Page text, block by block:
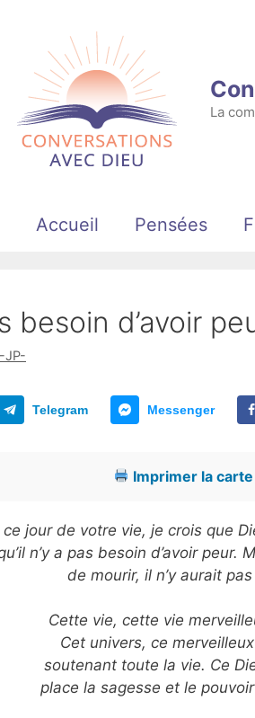
La
Accueil Pensées
besoin d’avoir
-JP-
Telegram Messenger
Imprimer la
ce jour de votre vie, je crois que
n’y a pas besoin d’avoir
de mourir, il n’y aurait
Cette vie, cette vie
Cet univers, ce
soutenant toute la vie. Ce
place la sagesse et le